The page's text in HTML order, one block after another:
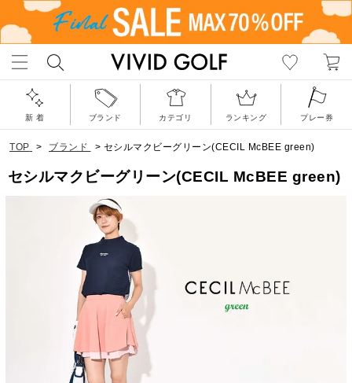
新 着 ブランド カテゴリ ランキング プレー券
TOP > ブランド > セシルマクビーグリーン(CECIL McBEE green)
セシルマクビーグリーン(CECIL McBEE green)